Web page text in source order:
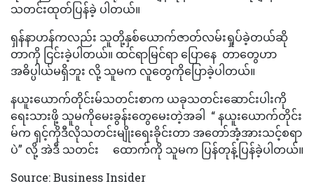
သတင်းထုတ်ပြန်ခဲ့ ပါတယ်။
ရှန်နာဟန်ကလည်း သူတို့နှစ်ယောက်ဇာတ်လမ်းရှုပ်ခဲ့တယ်ဆို
တာကို ငြင်းခဲ့ပါတယ်။ ထင်ရာမြင်ရာ ပြောနေ တာတွေဟာ
အဓိပ္ပါယ်မရှိဘူး လို့ သူမက‌ လူတွေကိုပြောခဲ့ပါတယ်။
နယူးယောက်တိုင်းမ်သတင်းစာက ယခုသတင်းဆောင်းပါးကို
ရေးသားဖို့ သူမကိုမေးခွန်းတွေမေးတဲ့အခါ “ နယူးယောက်တိုင်း
မ်က ရှင့်ကိုဒီလိုသတင်းမျိုးရေးခိုင်းတာ အတော်အံ့အားသင့်စရာ
ပဲ” လို့ အဲဒီ သတင်း ထောက်ကို သူမက ပြန်တုန့်ပြန်ခဲ့ပါတယ်။
Source: Business Insider